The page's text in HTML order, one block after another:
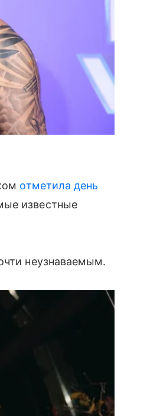
отметила день
известные
неузнаваемым.